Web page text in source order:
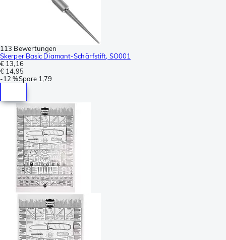
113 Bewertungen
Skerper Basic Diamant-Schärfstift, SO001
€ 13,16
€ 14,95
-12 %Spare 1,79